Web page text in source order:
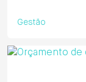
Gestão